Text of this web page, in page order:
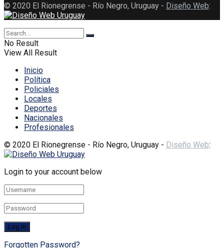
© 2020 El Rionegrense - Río Negro, Uruguay - Diseño Web:
No Result
View All Result
Inicio
Política
Policiales
Locales
Deportes
Nacionales
Profesionales
© 2020 El Rionegrense - Río Negro, Uruguay - Diseño Web:
Login to your account below
Forgotten Password?